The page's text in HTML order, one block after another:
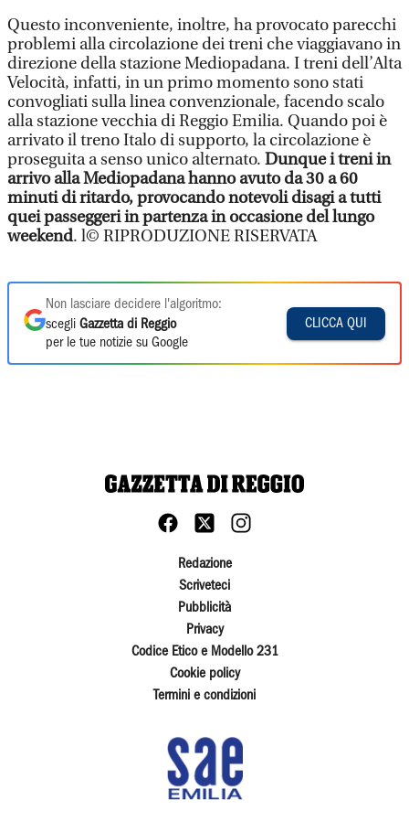
Questo inconveniente, inoltre, ha provocato parecchi
problemi alla circolazione dei treni che viaggiavano in
direzione della stazione Mediopadana. I treni dell’Alta
Velocità, infatti, in un primo momento sono stati
convogliati sulla linea convenzionale, facendo scalo
alla stazione vecchia di Reggio Emilia. Quando poi è
arrivato il treno Italo di supporto, la circolazione è
proseguita a senso unico alternato. Dunque i treni in
arrivo alla Mediopadana hanno avuto da 30 a 60
minuti di ritardo, provocando notevoli disagi a tutti
quei passeggeri in partenza in occasione del lungo
weekend. l© RIPRODUZIONE RISERVATA
Non lasciare decidere l'algoritmo:
scegli Gazzetta di Reggio
per le tue notizie su Google
CLICCA QUI
Redazione
Scriveteci
Pubblicità
Privacy
Codice Etico e Modello 231
Cookie policy
Termini e condizioni